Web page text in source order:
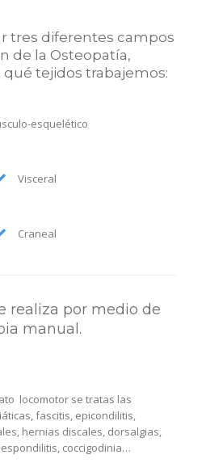
tres diferentes campos
de la Osteopatía,
tejidos trabajemos:
esquelético
Visceral
Craneal
realiza por medio de
manual.
locomotor se tratas las
fascitis, epicondilitis,
hernias discales, dorsalgias,
coccigodinia…